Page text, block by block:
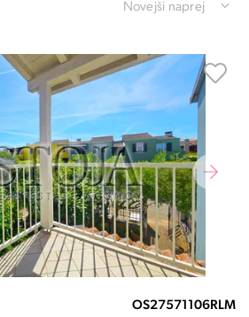
Novejši naprej
OS27571106RLM